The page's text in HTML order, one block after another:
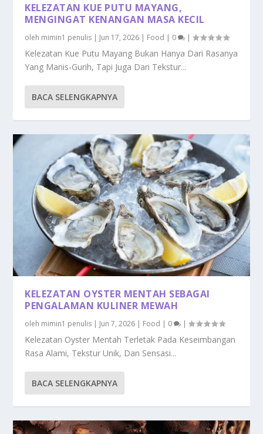
KELEZATAN KUE PUTU MAYANG,
MENGINGAT KENANGAN MASA KECIL
oleh mimin1 penulis | Jun 17, 2026 | Food | 0 |
Kelezatan Kue Putu Mayang Bukan Hanya Dari Rasanya
Yang Manis-Gurih, Tapi Juga Dari Tekstur...
BACA SELENGKAPNYA
KELEZATAN OYSTER MENTAH SEBAGAI
PENGALAMAN KULINER MEWAH
oleh mimin1 penulis Jun 7, 2026 Food 0 |
Kelezatan Oyster Mentah Terletak Pada Keseimbangan
Rasa Alami, Tekstur Unik, Dan Sensasi...
BACA SELENGKAPNYA